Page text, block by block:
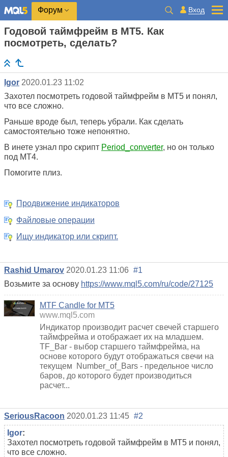
Форум Вход
Годовой таймфрейм в MT5. Как
посмотреть, сделать?
Igor 2020.01.23 11:02
Захотел посмотреть годовой таймфрейм в MT5 и понял,
что все сложно.
Раньше вроде был, теперь убрали. Как сделать
самостоятельно тоже непонятно.
В инете узнал про скрипт Period_converter, но он только
под MT4.
Помогите плиз.
Продвижение индикаторов
Файловые операции
Ищу индикатор или скрипт.
Rashid Umarov 2020.01.23 11:06 #1
Возьмите за основу https://www.mql5.com/ru/code/27125
MTF Candle for MT5
www.mql5.com
Индикатор производит расчет свечей старшего
таймфрейма и отображает их на младшем.
TF_Bar - выбор старшего таймфрейма, на
основе которого будут отображаться свечи на
текущем Number_of_Bars - предельное число
баров, до которого будет производиться
расчет...
SeriousRacoon 2020.01.23 11:45 #2
Igor:
Захотел посмотреть годовой таймфрейм в MT5 и понял,
что все сложно.